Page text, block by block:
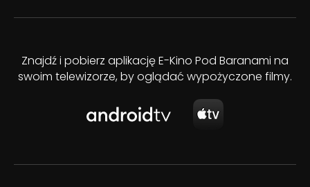
Znajdź i pobierz aplikację E-Kino Pod Baranami na
swoim telewizorze, by oglądać wypożyczone filmy.